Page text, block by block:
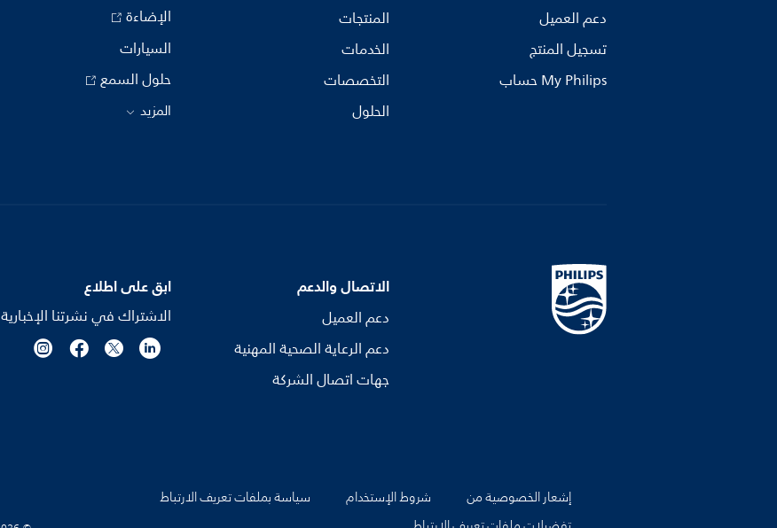
دعم العميل
تسجيل المنتج
My Philips حساب
المنتجات
الخدمات
التخصصات
الحلول
الإضاءة
السيارات
حلول السمع
المزيد
الاتصال والدعم
دعم العميل
دعم الرعاية الصحية المهنية
جهات اتصال الشركة
ابق على اطلاع
الاشتراك في نشرتنا الإخبارية
إشعار الخصوصية من شروط الإستخدام
سياسة بملفات تعريف الارتباط